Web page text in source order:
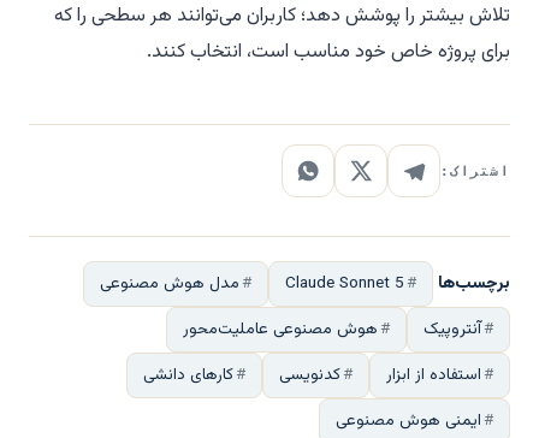
تلاش بیشتر را پوشش دهد؛ کاربران می‌توانند هر سطحی را که
برای پروژه خاص خود مناسب است، انتخاب کنند.
اشتراک:
برچسب‌ها Claude Sonnet 5
مدل هوش مصنوعی
آنتروپیک
هوش مصنوعی عاملیت‌محور
استفاده از ابزار
کدنویسی
کارهای دانشی
ایمنی هوش مصنوعی